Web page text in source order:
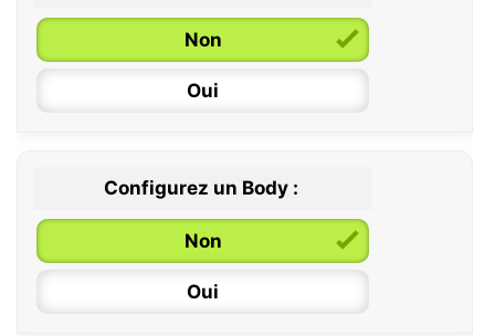
Non
Oui
Configurez un Body :
Non
Oui